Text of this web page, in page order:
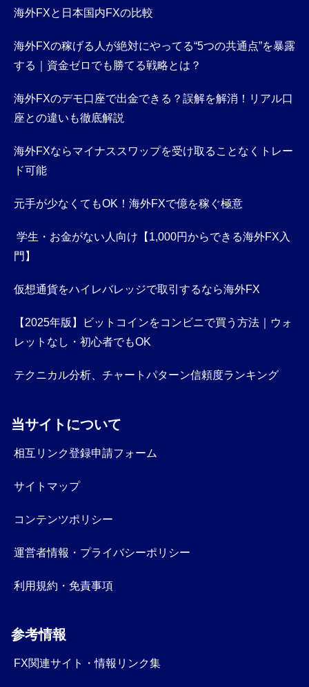
海外FXと日本国内FXの比較
海外FXの稼げる人が絶対にやってる“5つの共通点”を暴露
する｜資金ゼロでも勝てる戦略とは？
海外FXのデモ口座で出金できる？誤解を解消！リアル口
座との違いも徹底解説
海外FXならマイナススワップを受け取ることなくトレー
ド可能
元手が少なくてもOK！海外FXで億を稼ぐ極意
学生・お金がない人向け【1,000円からできる海外FX入
門】
仮想通貨をハイレバレッジで取引するなら海外FX
【2025年版】ビットコインをコンビニで買う方法｜ウォ
レットなし・初心者でもOK
テクニカル分析、チャートパターン信頼度ランキング
当サイトについて
相互リンク登録申請フォーム
サイトマップ
コンテンツポリシー
運営者情報・プライバシーポリシー
利用規約・免責事項
参考情報
FX関連サイト・情報リンク集